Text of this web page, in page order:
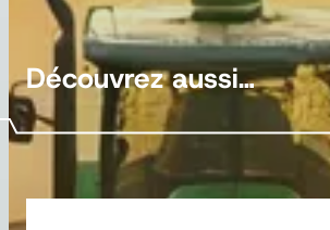
Découvrez aussi…